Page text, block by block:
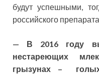
будут успешными,
российского
— В 2016 году
нестареющих
грызунах – голых